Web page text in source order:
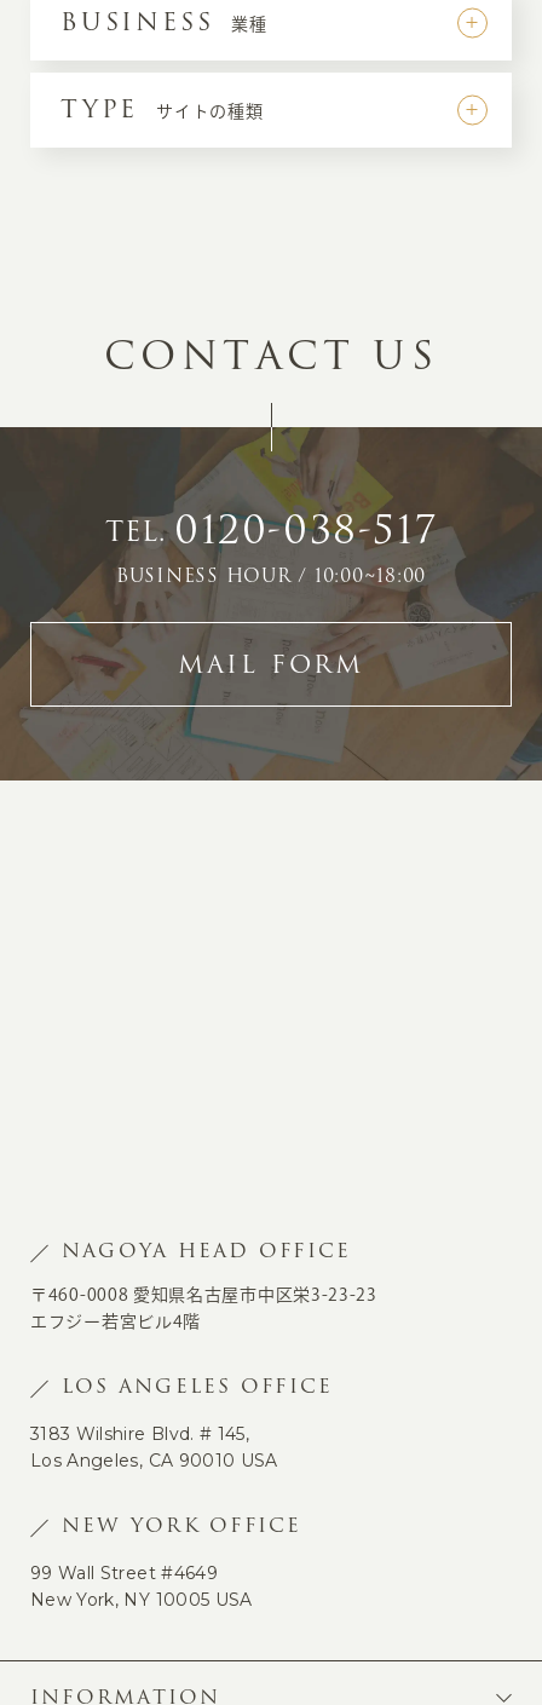
BUSINESS 業種
TYPE サイトの種類
CONTACT US
TEL.0120-038-517
BUSINESS HOUR / 10:00~18:00
MAIL FORM
NAGOYA HEAD OFFICE
〒460-0008 愛知県名古屋市中区栄3-23-23
エフジー若宮ビル4階
LOS ANGELES OFFICE
3183 Wilshire Blvd. # 145,
Los Angeles, CA 90010 USA
NEW YORK OFFICE
99 Wall Street #4649
New York, NY 10005 USA
INFORMATION